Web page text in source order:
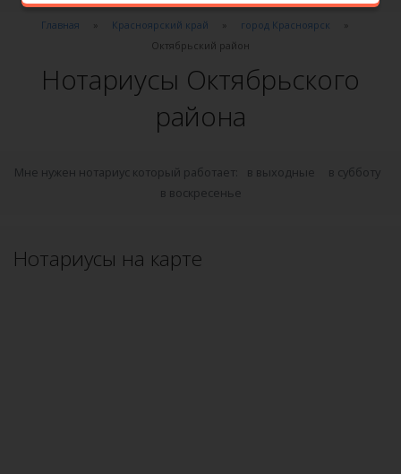
Главная Красноярский край
город Красноярск
Октябрьский район
Нотариусы Октябрьского
района
Мне нужен нотариус который работает: в выходные
в субботу
в воскресенье
Нотариусы на карте